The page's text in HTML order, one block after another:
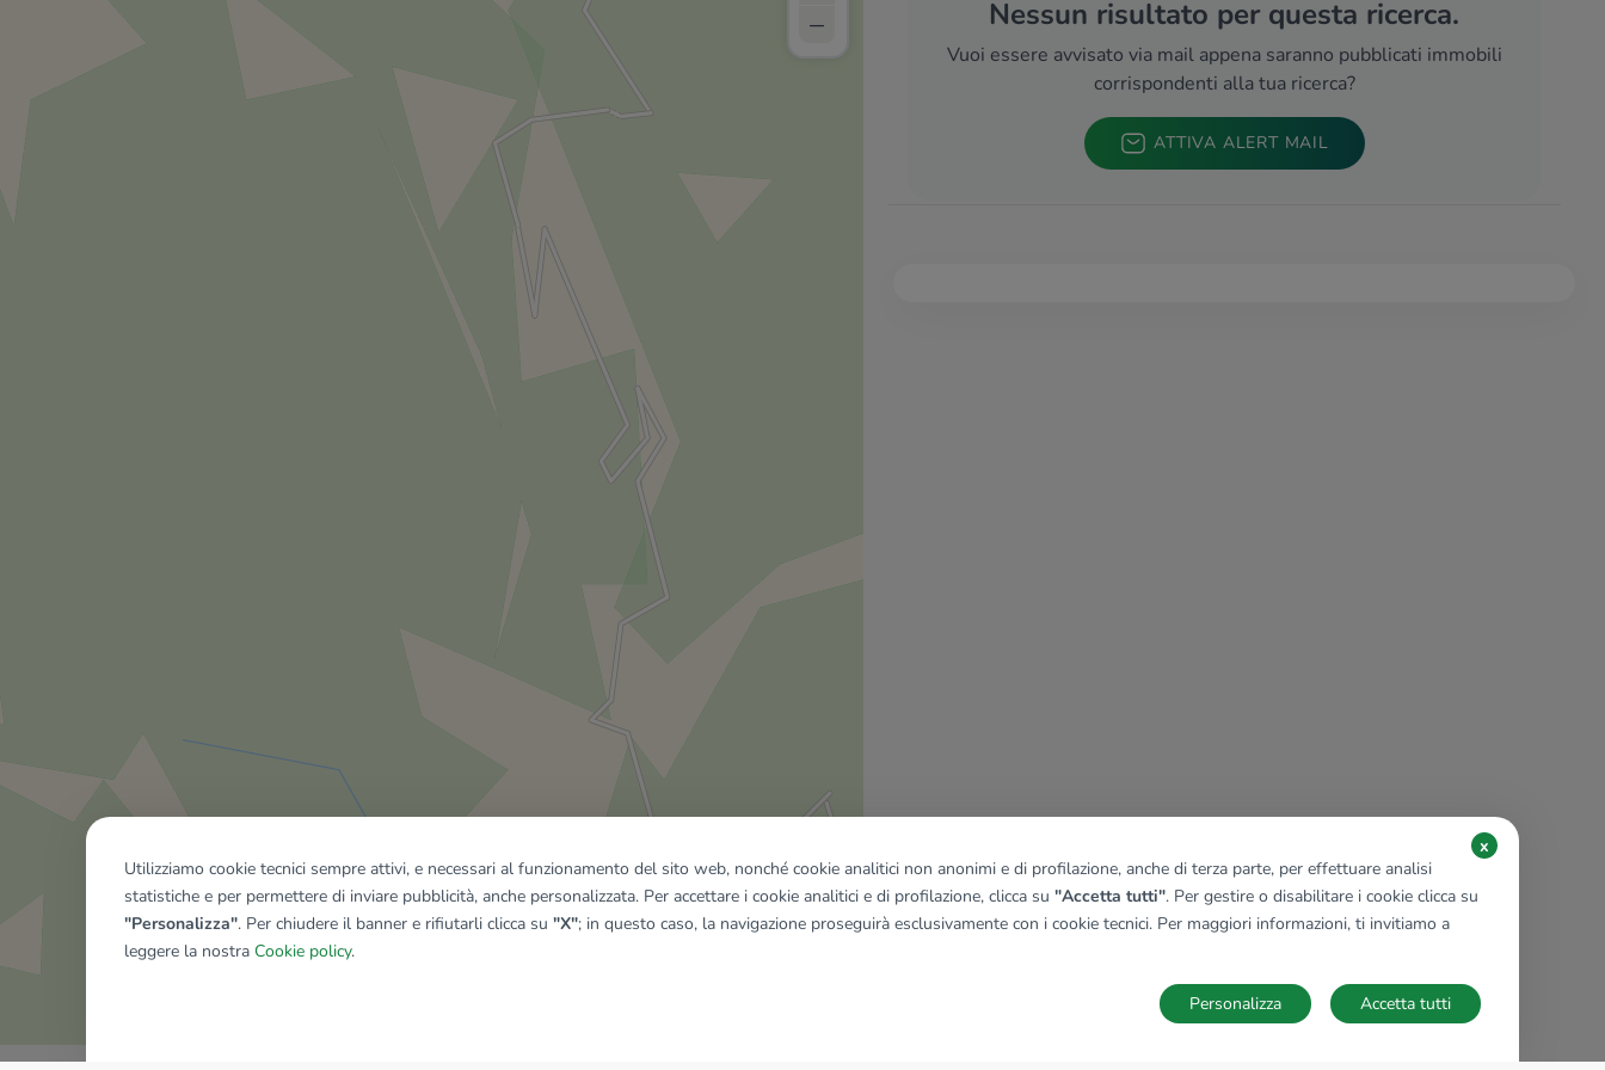
Nessun risultato per questa ricerca.
Vuoi essere avvisato via mail appena saranno pubblicati immobili
corrispondenti alla tua ricerca?
ATTIVA ALERT MAIL
–
Mostra tutti gli immobili del riquadro
Utilizziamo cookie tecnici sempre attivi, e necessari al funzionamento del sito web, nonché cookie analitici non anonimi e di profilazione, anche di terza parte, per effettuare analisi
statistiche e per permettere di inviare pubblicità, anche personalizzata. Per accettare i cookie analitici e di profilazione, clicca su "Accetta tutti". Per gestire o disabilitare i cookie clicca su
"Personalizza". Per chiudere il banner e rifiutarli clicca su "X"; in questo caso, la navigazione proseguirà esclusivamente con i cookie tecnici. Per maggiori informazioni, ti invitiamo a
leggere la nostra Cookie policy.
x
Accetta tutti
Personalizza